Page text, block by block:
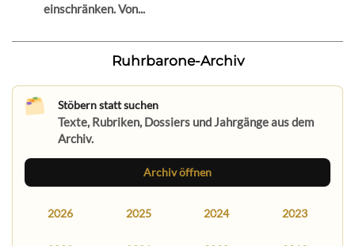
einschränken. Von...
Ruhrbarone-Archiv
Stöbern statt suchen
Texte, Rubriken, Dossiers und Jahrgänge aus dem
Archiv.
Archiv öffnen
2026 2025 2024 2023